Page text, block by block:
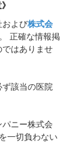
および株式会
正確な情報掲
はありませ
該当の医院
ニー株式会
一切負わない